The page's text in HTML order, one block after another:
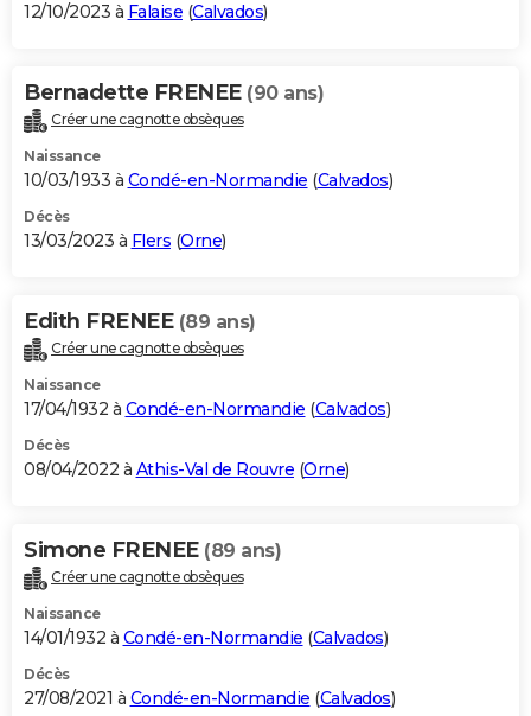
12/10/2023 à Falaise (Calvados)
Bernadette FRENEE (90 ans)
Créer une cagnotte obsèques
Naissance
10/03/1933 à Condé-en-Normandie (Calvados)
Décès
13/03/2023 à Flers (Orne)
Edith FRENEE (89 ans)
Créer une cagnotte obsèques
Naissance
17/04/1932 à Condé-en-Normandie (Calvados)
Décès
08/04/2022 à Athis-Val de Rouvre (Orne)
Simone FRENEE (89 ans)
Créer une cagnotte obsèques
Naissance
14/01/1932 à Condé-en-Normandie (Calvados)
Décès
27/08/2021 à Condé-en-Normandie (Calvados)